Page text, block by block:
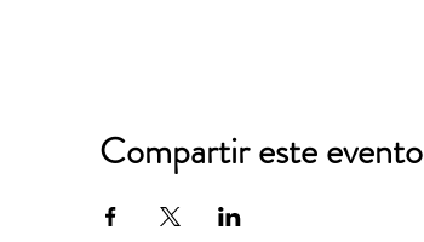
Compartir este evento